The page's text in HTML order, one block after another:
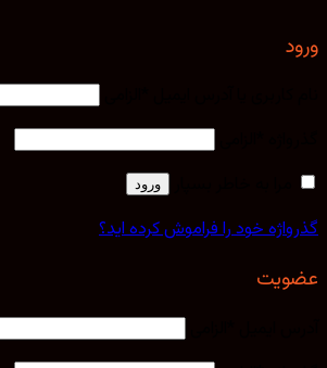
مرا به خاطر بسپار
خود را فراموش کرده اید؟